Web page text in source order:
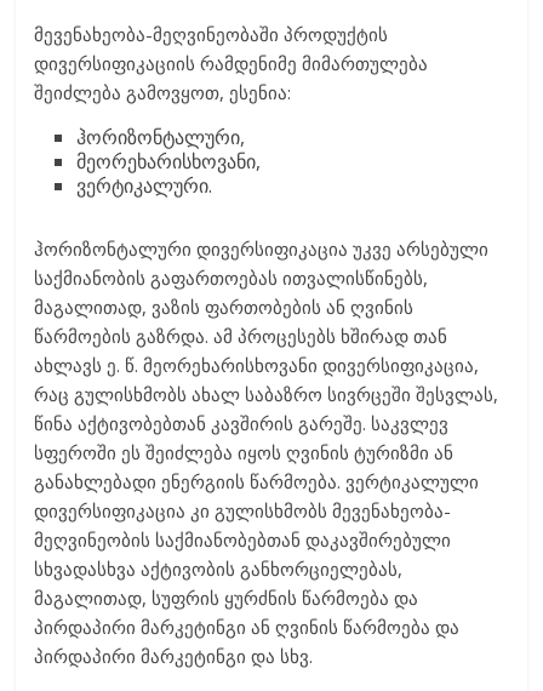
მევენახეობა-მეღვინეობაში პროდუქტის
დივერსიფიკაციის რამდენიმე მიმართულება
შეიძლება გამოვყოთ, ესენია:
ჰორიზონტალური,
მეორეხარისხოვანი,
ვერტიკალური.
ჰორიზონტალური დივერსიფიკაცია უკვე არსებული
საქმიანობის გაფართოებას ითვალისწინებს,
მაგალითად, ვაზის ფართობების ან ღვინის
წარმოების გაზრდა. ამ პროცესებს ხშირად თან
ახლავს ე. წ. მეორეხარისხოვანი დივერსიფიკაცია,
რაც გულისხმობს ახალ საბაზრო სივრცეში შესვლას,
წინა აქტივობებთან კავშირის გარეშე. საკვლევ
სფეროში ეს შეიძლება იყოს ღვინის ტურიზმი ან
განახლებადი ენერგიის წარმოება. ვერტიკალული
დივერსიფიკაცია კი გულისხმობს მევენახეობა-
მეღვინეობის საქმიანობებთან დაკავშირებული
სხვადასხვა აქტივობის განხორციელებას,
მაგალითად, სუფრის ყურძნის წარმოება და
პირდაპირი მარკეტინგი ან ღვინის წარმოება და
პირდაპირი მარკეტინგი და სხვ.